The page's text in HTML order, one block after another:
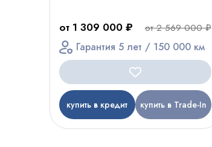
от 1 309 000 ₽ от 2 569 000 ₽
Гарантия 5 лет / 150 000 км
купить в кредит купить в Trade-In